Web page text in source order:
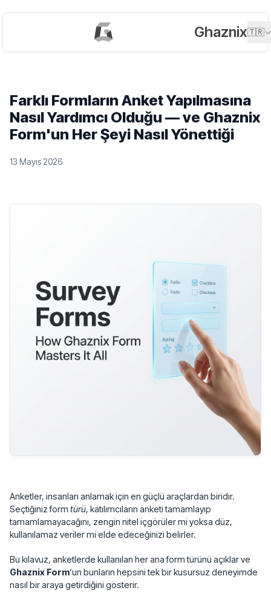
Ghaznix🇹🇷
Farklı Formların Anket Yapılmasına
Nasıl Yardımcı Olduğu — ve Ghaznix
Form'un Her Şeyi Nasıl Yönettiği
13 Mayıs 2026
Anketler, insanları anlamak için en güçlü araçlardan biridir.
Seçtiğiniz form türü, katılımcıların anketi tamamlayıp
tamamlamayacağını, zengin nitel içgörüler mi yoksa düz,
kullanılamaz veriler mi elde edeceğinizi belirler.
Bu kılavuz, anketlerde kullanılan her ana form türünü açıklar ve
Ghaznix Form‘un bunların hepsini tek bir kusursuz deneyimde
nasıl bir araya getirdiğini gösterir.